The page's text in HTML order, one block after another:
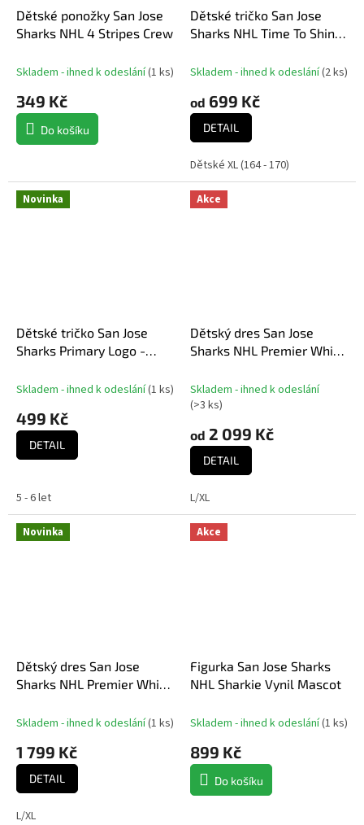
Dětské ponožky San Jose
Sharks NHL 4 Stripes Crew
Skladem - ihned k odeslání(1 ks)
349 Kč
Do košíku
Dětské tričko San Jose
Sharks NHL Time To Shine
Skladem - ihned k odeslání(2 ks)
od 699 Kč
DETAIL
Dětské XL (164 - 170)
Novinka
Dětské tričko San Jose
Sharks Primary Logo -
Skladem - ihned k odeslání(1 ks)
499 Kč
DETAIL
5 - 6 let
Akce
Dětský dres San Jose
Sharks NHL Premier White
Skladem - ihned k odeslání
(>3 ks)
od 2 099 Kč
DETAIL
L/XL
Novinka
Dětský dres San Jose
Sharks NHL Premier White
Skladem - ihned k odeslání(1 ks)
1 799 Kč
DETAIL
L/XL
Akce
Figurka San Jose Sharks
NHL Sharkie Vynil Mascot
Skladem - ihned k odeslání(1 ks)
899 Kč
Do košíku